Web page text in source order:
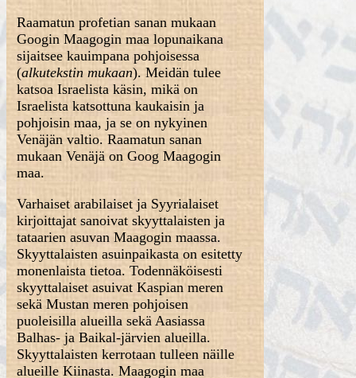
Raamatun profetian sanan mukaan
Googin Maagogin maa lopunaikana
sijaitsee kauimpana pohjoisessa
(alkutekstin mukaan). Meidän tulee
katsoa Israelista käsin, mikä on
Israelista katsottuna kaukaisin ja
pohjoisin maa, ja se on nykyinen
Venäjän valtio. Raamatun sanan
mukaan Venäjä on Goog Maagogin
maa.
Varhaiset arabilaiset ja Syyrialaiset
kirjoittajat sanoivat skyyttalaisten ja
tataarien asuvan Maagogin maassa.
Skyyttalaisten asuinpaikasta on esitetty
monenlaista tietoa. Todennäköisesti
skyyttalaiset asuivat Kaspian meren
sekä Mustan meren pohjoisen
puoleisilla alueilla sekä Aasiassa
Balhas- ja Baikal-järvien alueilla.
Skyyttalaisten kerrotaan tulleen näille
alueille Kiinasta. Maagogin maa